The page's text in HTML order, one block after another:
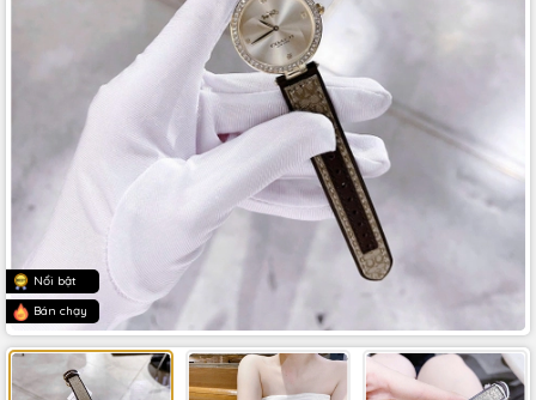
Nổi bật
Bán chạy